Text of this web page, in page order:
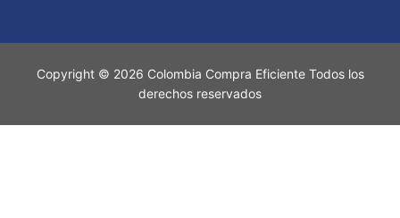
Copyright © 2026 Colombia Compra Eficiente Todos los
derechos reservados